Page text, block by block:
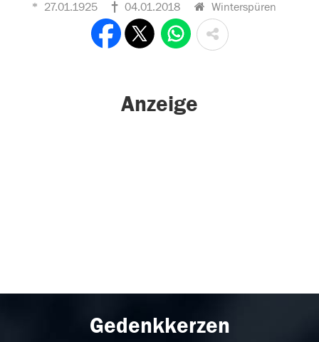
27.01.1925 04.01.2018 Winterspüren
Anzeige
Gedenkkerzen